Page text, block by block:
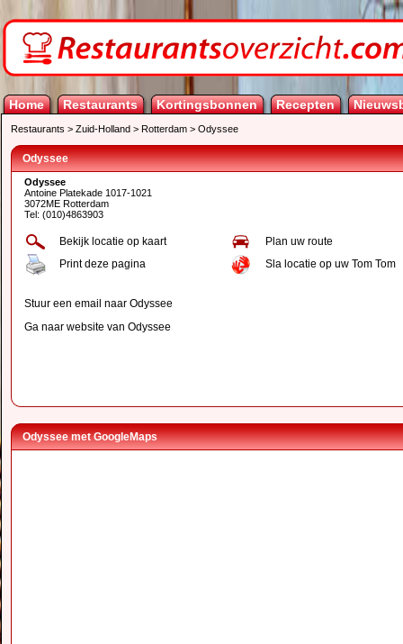
Home Restaurants Kortingsbonnen Recepten
Restaurants > Zuid-Holland > Rotterdam > Odyssee
Odyssee
Odyssee
Antoine Platekade 1017-1021
3072ME Rotterdam
Tel: (010)4863903
Bekijk locatie op kaart
Plan uw route
Print deze pagina
Sla locatie op uw Tom Tom
Stuur een email naar Odyssee
Ga naar website van Odyssee
Odyssee met GoogleMaps